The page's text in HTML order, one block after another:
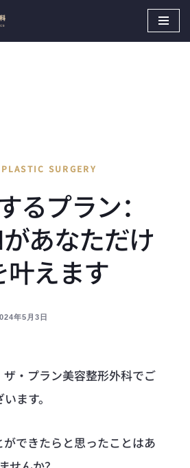
SURGERY
るプラン：
あなただけ
叶えます
年5月3日
・プラン美容整形外科でご
います。
できたらと思ったことはあ